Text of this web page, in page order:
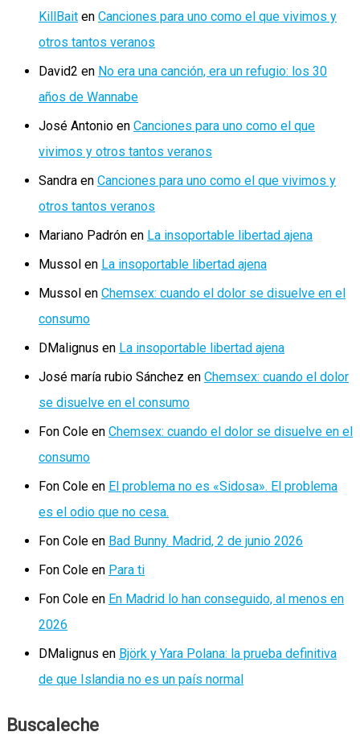
KillBait en Canciones para uno como el que vivimos y
otros tantos veranos
David2 en No era una canción, era un refugio: los 30
años de Wannabe
José Antonio en Canciones para uno como el que
vivimos y otros tantos veranos
Sandra en Canciones para uno como el que vivimos y
otros tantos veranos
Mariano Padrón en La insoportable libertad ajena
Mussol en La insoportable libertad ajena
Mussol en Chemsex: cuando el dolor se disuelve en el
consumo
DMalignus en La insoportable libertad ajena
José maría rubio Sánchez en Chemsex: cuando el dolor
se disuelve en el consumo
Fon Cole en Chemsex: cuando el dolor se disuelve en el
consumo
Fon Cole en El problema no es «Sidosa». El problema
es el odio que no cesa.
Fon Cole en Bad Bunny. Madrid, 2 de junio 2026
Fon Cole en Para ti
Fon Cole en En Madrid lo han conseguido, al menos en
2026
DMalignus en Björk y Yara Polana: la prueba definitiva
de que Islandia no es un país normal
Buscaleche